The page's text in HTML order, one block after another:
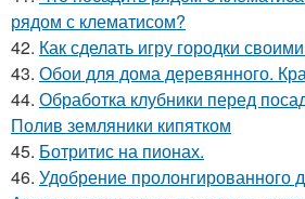
рядом с клематисом?
42. Как сделать игру городки
43. Обои для дома деревянного.
44. Обработка клубники перед
Полив земляники кипятком
45. Ботритис на пионах.
46. Удобрение пролонгированного